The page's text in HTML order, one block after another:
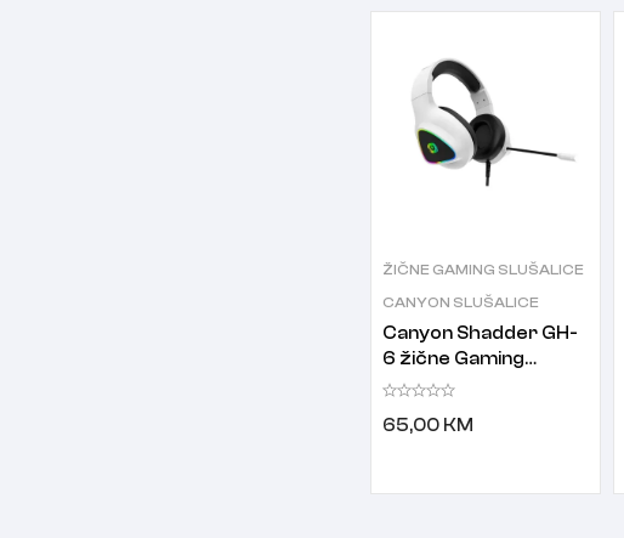
ŽIČNE GAMING SLUŠALICE
CANYON SLUŠALICE
Canyon Shadder GH-
6 žične Gaming
slušalice bijele
65,00 KM